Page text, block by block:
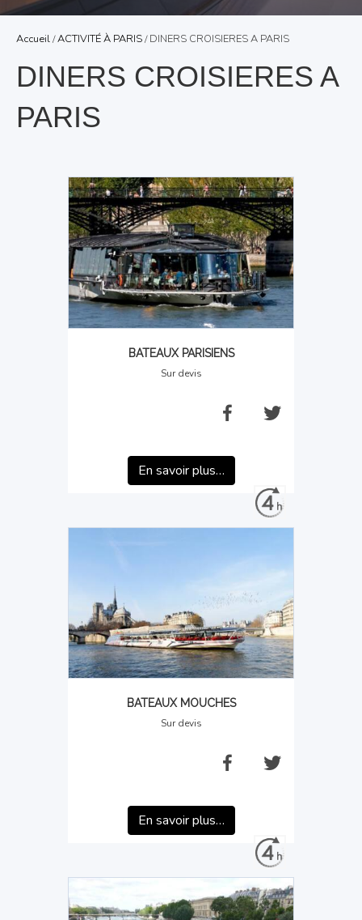
Accueil/ACTIVITÉ À PARIS/ DINERS CROISIERES A PARIS
DINERS CROISIERES A
PARIS
BATEAUX PARISIENS
Sur devis
En savoir plus…
BATEAUX MOUCHES
Sur devis
En savoir plus…